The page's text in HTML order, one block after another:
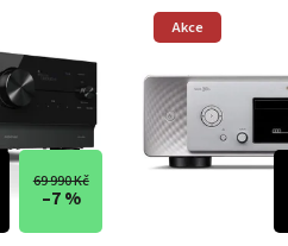
69 990 Kč
–7 %
Akce